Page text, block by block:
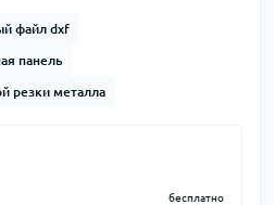
файл dxf
панель
резки металла
бесплатно